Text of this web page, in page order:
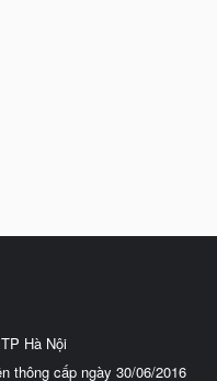
Hà Nội
thông cấp ngày 30/06/2016